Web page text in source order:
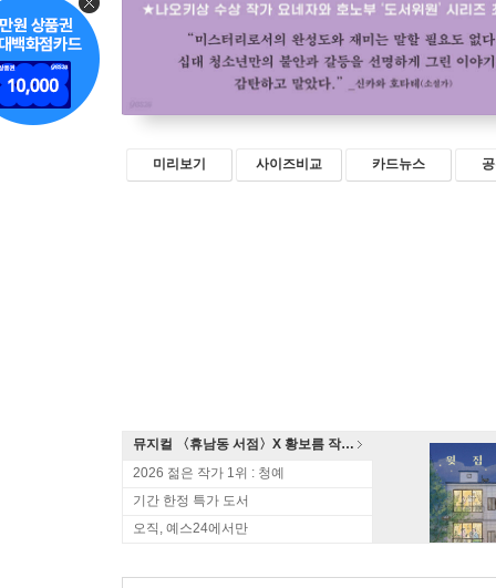
미리보기 사이즈비교 카드뉴스
뮤지컬 〈휴남동 서점〉X 황보름 작가 북토크
2026 젊은 작가 1위 : 청예
기간 한정 특가 도서
오직, 예스24에서만